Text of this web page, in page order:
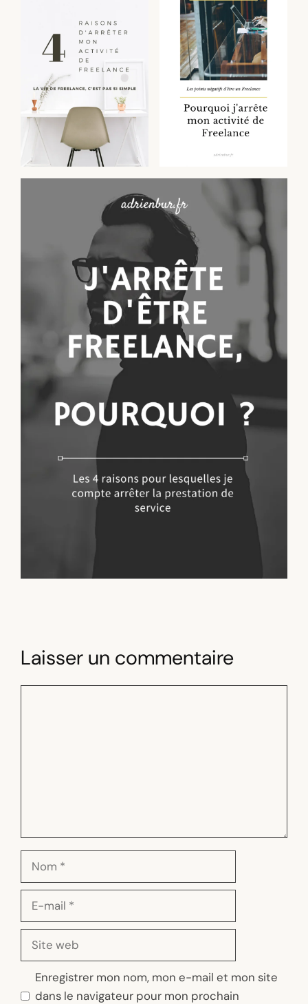
Laisser un commentaire
Nom
Site
Enregistrer mon nom, mon e-mail et mon site
dans le navigateur pour mon prochain